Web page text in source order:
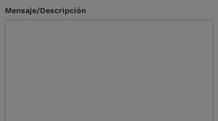
Mensaje/Descripción